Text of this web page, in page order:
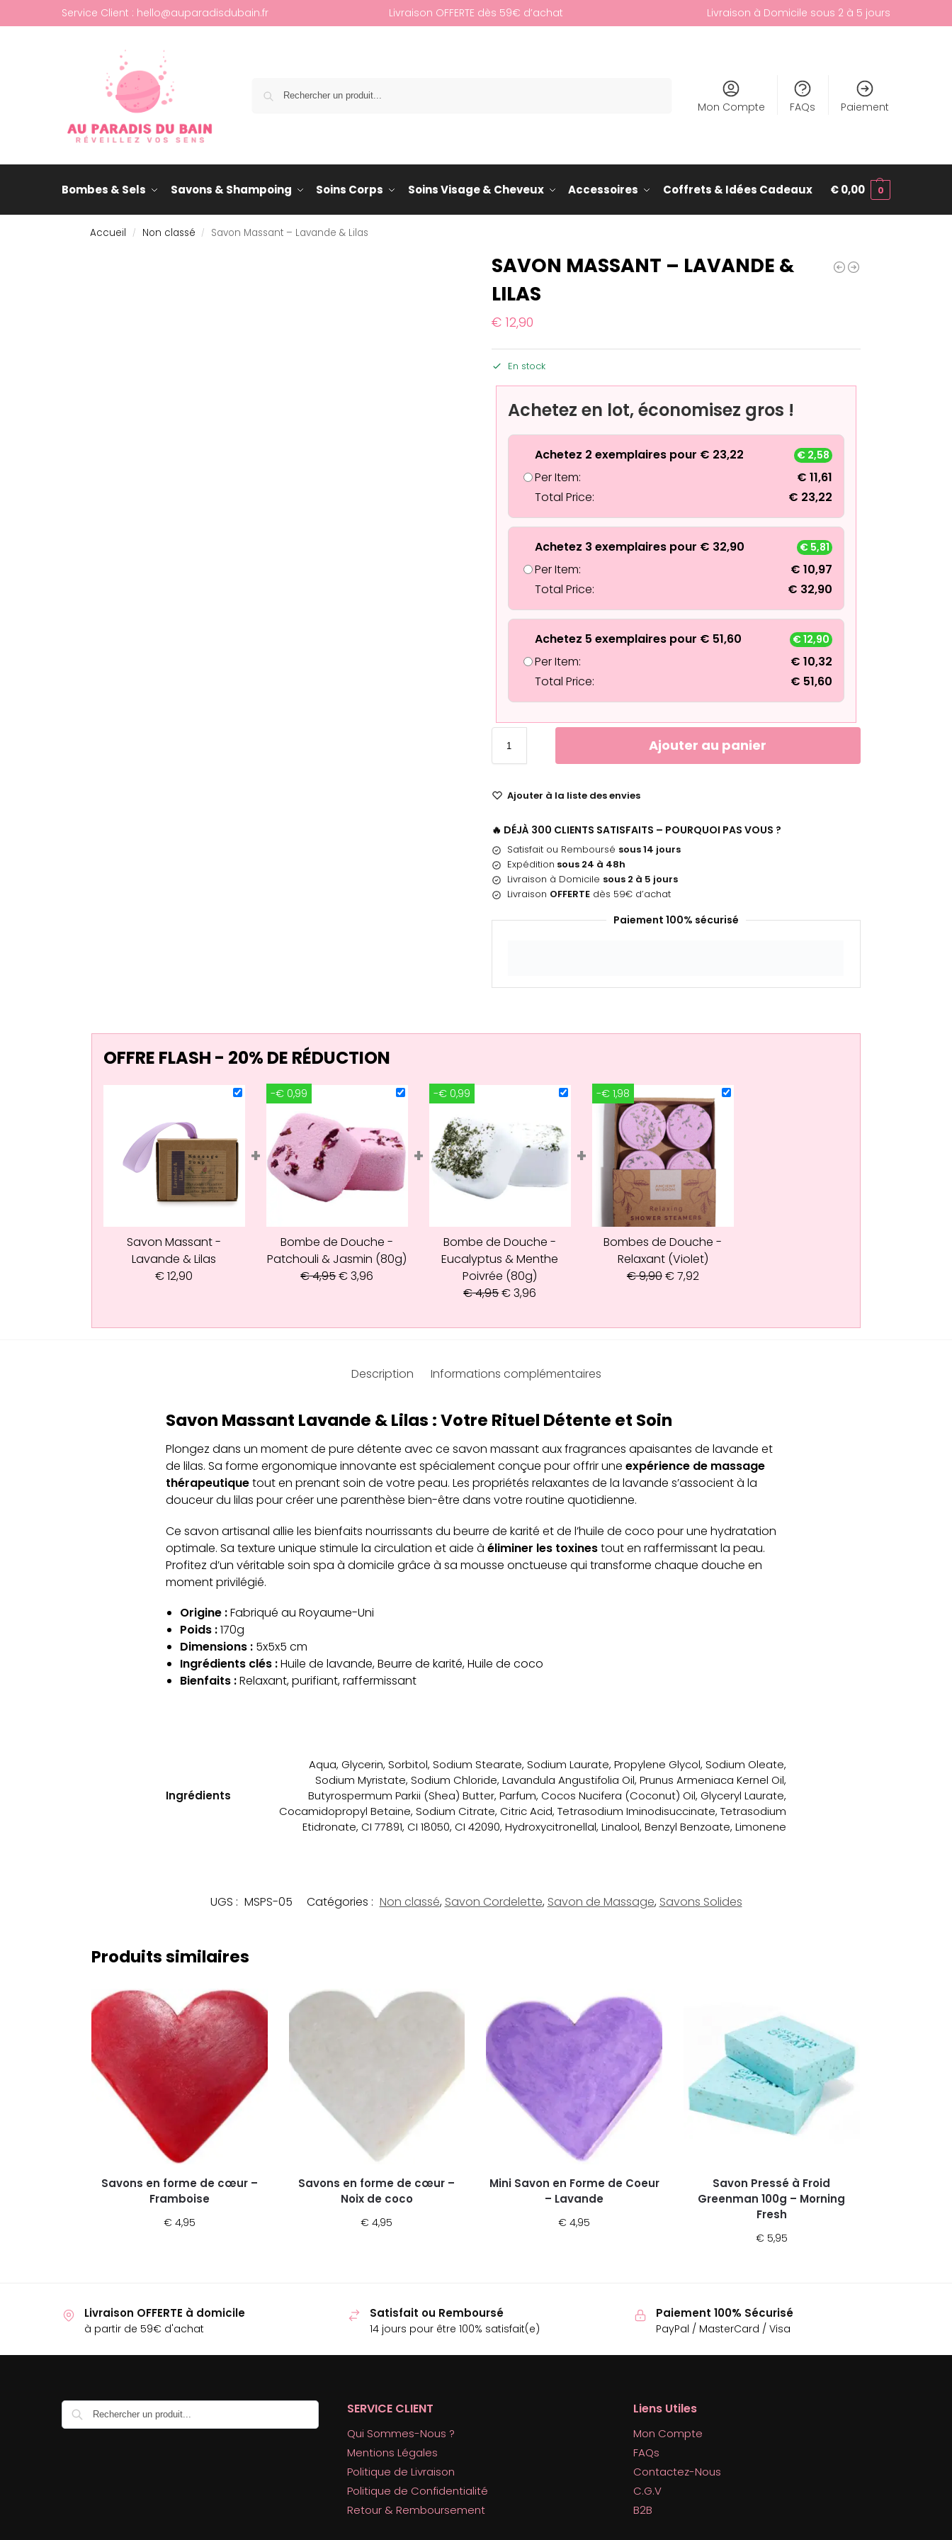
Service Client : hello@auparadisdubain.fr Livraison OFFERTE dès 59€ d’achat Livraison à Domicile sous 2 à 5 jours
Mon Compte FAQs Paiement
Bombes & Sels Savons & Shampoing Soins Corps Soins Visage & Cheveux Accessoires Coffrets & Idées Cadeaux €0,00 0
Accueil / Non classé / Savon Massant – Lavande & Lilas
SAVON MASSANT – LAVANDE &
LILAS
€12,90
En stock
Achetez en lot, économisez gros !
Achetez 2 exemplaires pour € 23,22 € 2,58
Per Item: € 11,61
Total Price:
€ 23,22
Achetez 3 exemplaires pour € 32,90 € 5,81
Per Item: € 10,97
Total Price:
€ 32,90
Achetez 5 exemplaires pour € 51,60 €12,90
Per Item: € 10,32
Total Price:
€ 51,60
Ajouter au panier
Ajouter à la liste des envies
🔥 DÉJÀ 300 CLIENTS SATISFAITS – POURQUOI PAS VOUS ?
Satisfait ou Remboursé sous 14 jours
Expédition sous 24 à 48h
Livraison à Domicile sous 2 à 5 jours
Livraison OFFERTEdès 59€ d’achat
Paiement 100% sécurisé
OFFRE FLASH - 20% DE RÉDUCTION
Savon Massant -
Lavande & Lilas
€12,90
+
-€ 0,99
Bombe de Douche -
Patchouli & Jasmin (80g)
€4,95€3,96
+
-€ 0,99
Bombe de Douche -
Eucalyptus & Menthe
Poivrée (80g)
€4,95€3,96
+
-€ 1,98
Bombes de Douche -
Relaxant (Violet)
€9,90€7,92
Description Informations complémentaires
Savon Massant Lavande & Lilas : Votre Rituel Détente et Soin
Plongez dans un moment de pure détente avec ce savon massant aux fragrances apaisantes de lavande et
de lilas. Sa forme ergonomique innovante est spécialement conçue pour offrir une expérience de massage
thérapeutiquetout en prenant soin de votre peau. Les propriétés relaxantes de la lavande s’associent à la
douceur du lilas pour créer une parenthèse bien-être dans votre routine quotidienne.
Ce savon artisanal allie les bienfaits nourrissants du beurre de karité et de l’huile de coco pour une hydratation
optimale. Sa texture unique stimule la circulation et aide à éliminer les toxinestout en raffermissant la peau.
Profitez d’un véritable soin spa à domicile grâce à sa mousse onctueuse qui transforme chaque douche en
moment privilégié.
Origine :Fabriqué au Royaume-Uni
Poids :170g
Dimensions :5x5x5 cm
Ingrédients clés :Huile de lavande, Beurre de karité, Huile de coco
Bienfaits :Relaxant, purifiant, raffermissant
Ingrédients
Aqua, Glycerin, Sorbitol, Sodium Stearate, Sodium Laurate, Propylene Glycol, Sodium Oleate,
Sodium Myristate, Sodium Chloride, Lavandula Angustifolia Oil, Prunus Armeniaca Kernel Oil,
Butyrospermum Parkii (Shea) Butter, Parfum, Cocos Nucifera (Coconut) Oil, Glyceryl Laurate,
Cocamidopropyl Betaine, Sodium Citrate, Citric Acid, Tetrasodium Iminodisuccinate, Tetrasodium
Etidronate, CI 77891, CI 18050, CI 42090, Hydroxycitronellal, Linalool, Benzyl Benzoate, Limonene
UGS : MSPS-05 Catégories : Non classé, Savon Cordelette, Savon de Massage, Savons Solides
Produits similaires
Savons en forme de cœur –
Framboise
€ 4,95
Savons en forme de cœur –
Noix de coco
€ 4,95
Mini Savon en Forme de Coeur
– Lavande
€ 4,95
Savon Pressé à Froid
Greenman 100g – Morning
Fresh
€ 5,95
Livraison OFFERTE à domicile
à partir de 59€ d'achat
Satisfait ou Remboursé
14 jours pour être 100% satisfait(e)
Paiement 100% Sécurisé
PayPal / MasterCard / Visa
SERVICE CLIENT
Qui Sommes-Nous ?
Mentions Légales
Politique de Livraison
Politique de Confidentialité
Retour & Remboursement
Liens Utiles
Mon Compte
FAQs
Contactez-Nous
C.G.V
B2B